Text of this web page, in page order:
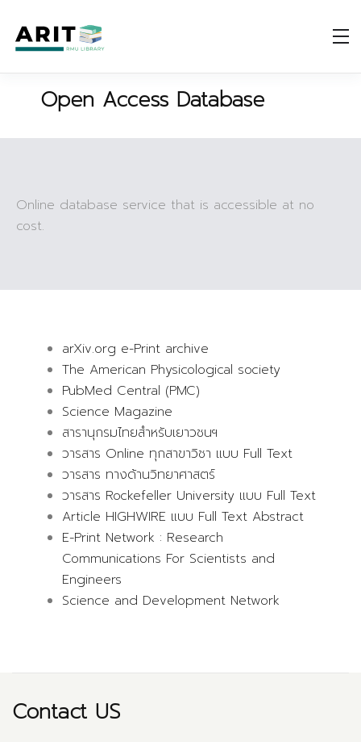
Open Access Database
Online database service that is accessible at no
cost.
arXiv.org e-Print archive
The American Physicological society
PubMed Central (PMC)
Science Magazine
สารานุกรมไทยสำหรับเยาวชนฯ
วารสาร Online ทุกสาขาวิชา แบบ Full Text
วารสาร ทางด้านวิทยาศาสตร์
วารสาร Rockefeller University แบบ Full Text
Article HIGHWIRE แบบ Full Text Abstract
E-Print Network : Research
Communications For Scientists and
Engineers
Science and Development Network
Contact US